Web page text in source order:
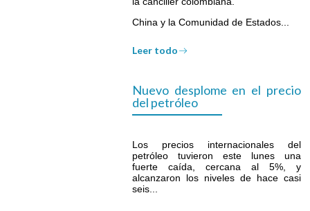
China y la Comunidad de Estados...
Leer todo
Nuevo desplome en el precio
del petróleo
Los precios internacionales del
petróleo tuvieron este lunes una
fuerte caída, cercana al 5%, y
alcanzaron los niveles de hace casi
seis...